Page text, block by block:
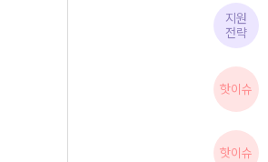
지원
전략
핫이슈
핫이슈